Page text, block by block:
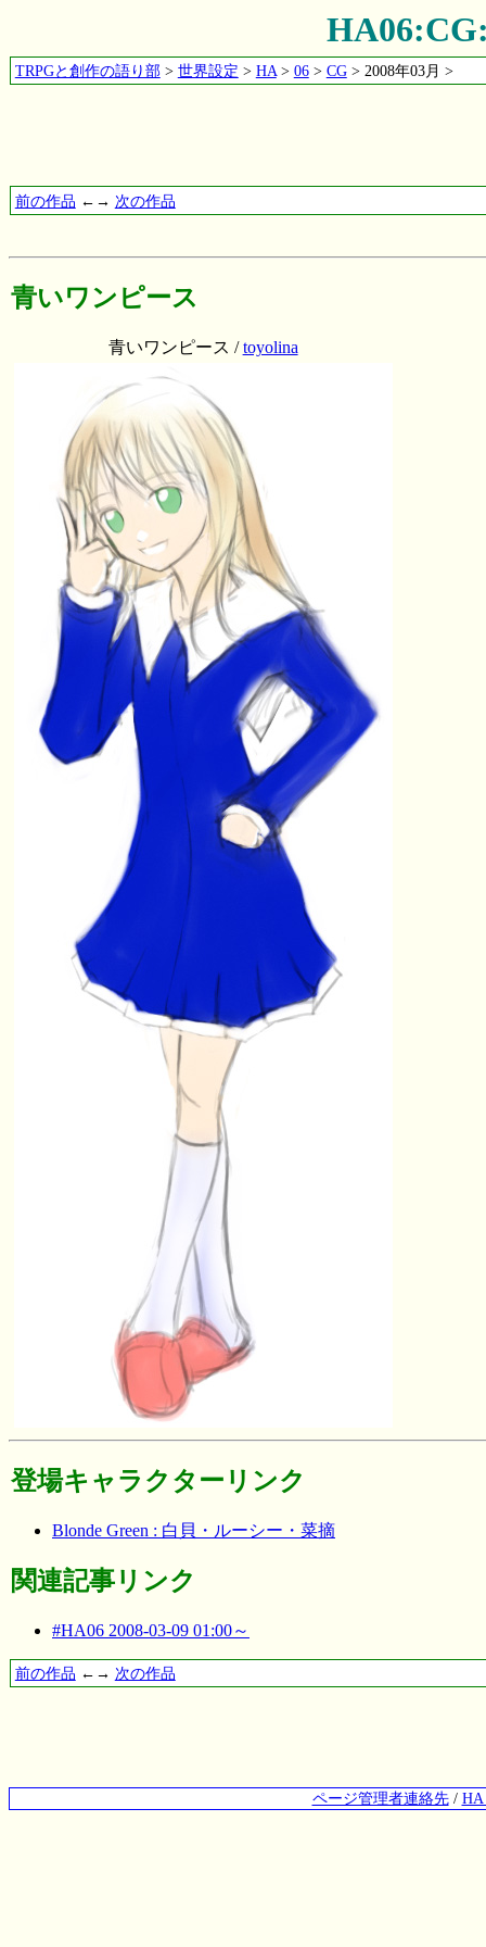
TRPGと創作の語り部> 世界設定 > HA> 06> CG> 2008年03月 >
前の作品 ←→ 次の作品
青いワンピース
青いワンピース /toyolina
登場キャラクターリンク
Blonde Green : 白貝・ルーシー・菜摘
関連記事リンク
#HA06 2008-03-09 01:00～
前の作品 ←→ 次の作品
ページ管理者連絡先/ HA